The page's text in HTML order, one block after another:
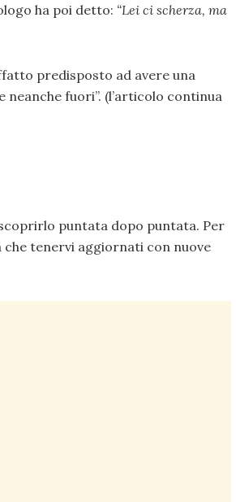
ha poi detto: “Lei ci scherza, ma
predisposto ad avere una
fuori”. (l’articolo continua
puntata dopo puntata. Per
tenervi aggiornati con nuove